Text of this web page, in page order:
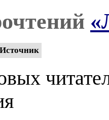
Источник